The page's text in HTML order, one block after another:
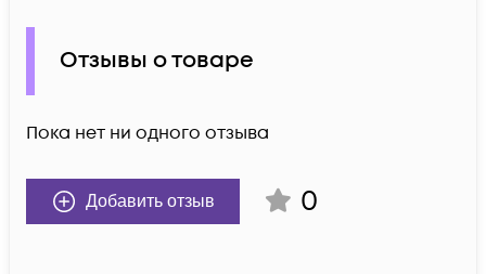
Отзывы о товаре
Пока нет ни одного отзыва
Добавить отзыв 0